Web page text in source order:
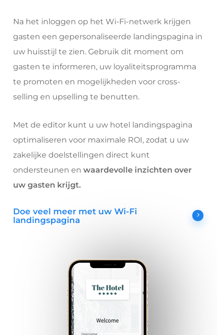
Na het inloggen op het Wi-Fi-netwerk krijgen
gasten een gepersonaliseerde landingspagina in
uw huisstijl te zien. Gebruik dit moment om
gasten te informeren, uw loyaliteitsprogramma
te promoten en mogelijkheden voor cross-
selling en upselling te benutten.
Met de editor kunt u uw hotel landingspagina
optimaliseren voor maximale ROI, zodat u uw
zakelijke doelstellingen direct kunt
ondersteunen en waardevolle inzichten over
uw gasten krijgt.
Doe veel meer met uw Wi-Fi
landingspagina